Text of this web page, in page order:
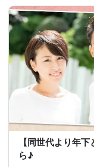
【同世代より年
ら♪